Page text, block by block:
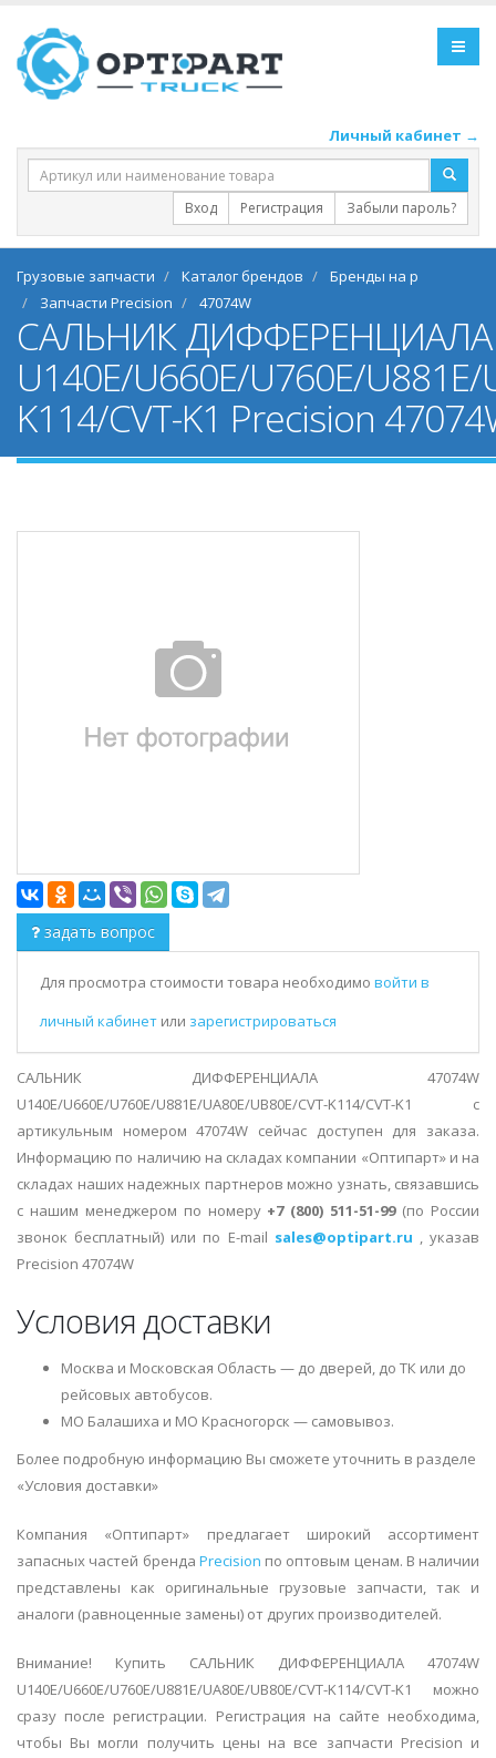
Личный кабинет →
Вход Регистрация Забыли пароль?
Грузовые запчасти Каталог брендов
Бренды на p
Запчасти Precision
47074W
САЛЬНИК ДИФФЕРЕНЦИАЛА
U140E/U660E/U760E/U881E/
K114/CVT-K1 Precision
задать вопрос
Для просмотра стоимости товара необходимо войти в
личный кабинет или зарегистрироваться
САЛЬНИК ДИФФЕРЕНЦИАЛА 47074W
U140E/U660E/U760E/U881E/UA80E/UB80E/CVT-K114/CVT-K1 с
артикульным номером 47074W сейчас доступен для заказа.
Информацию по наличию на складах компании «Оптипарт» и на
складах наших надежных партнеров можно узнать, связавшись
с нашим менеджером по номеру +7 (800) 511-51-99(по России
звонок бесплатный) или по E-mail sales@optipart.ru , указав
Precision 47074W
Условия доставки
Москва и Московская Область — до дверей, до ТК или до
рейсовых автобусов.
МО Балашиха и МО Красногорск — самовывоз.
Более подробную информацию Вы сможете уточнить в разделе
«Условия доставки»
Компания «Оптипарт» предлагает широкий ассортимент
запасных частей бренда Precision по оптовым ценам. В наличии
представлены как оригинальные грузовые запчасти, так и
аналоги (равноценные замены) от других производителей.
Внимание! Купить САЛЬНИК ДИФФЕРЕНЦИАЛА 47074W
U140E/U660E/U760E/U881E/UA80E/UB80E/CVT-K114/CVT-K1 можно
сразу после регистрации. Регистрация на сайте необходима,
чтобы Вы могли получить цены на все запчасти Precision и